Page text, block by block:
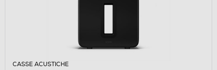
CASSE ACUSTICHE